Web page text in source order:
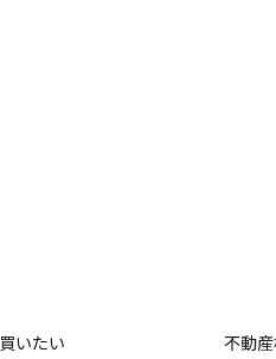
買いたい 不動